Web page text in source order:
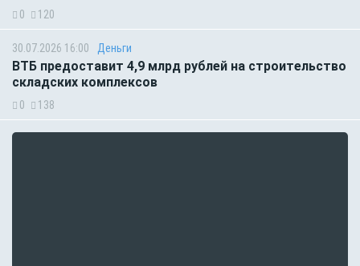
0 120
30.07.2026 16:00 Деньги
ВТБ предоставит 4,9 млрд рублей на строительство
складских комплексов
0 138